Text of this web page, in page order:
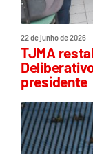
22 de junho de 2026
TJMA
presidente